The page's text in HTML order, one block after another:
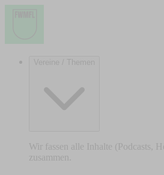
Vereine / Themen
Wir fassen alle Inhalte (Podcasts,
zusammen.